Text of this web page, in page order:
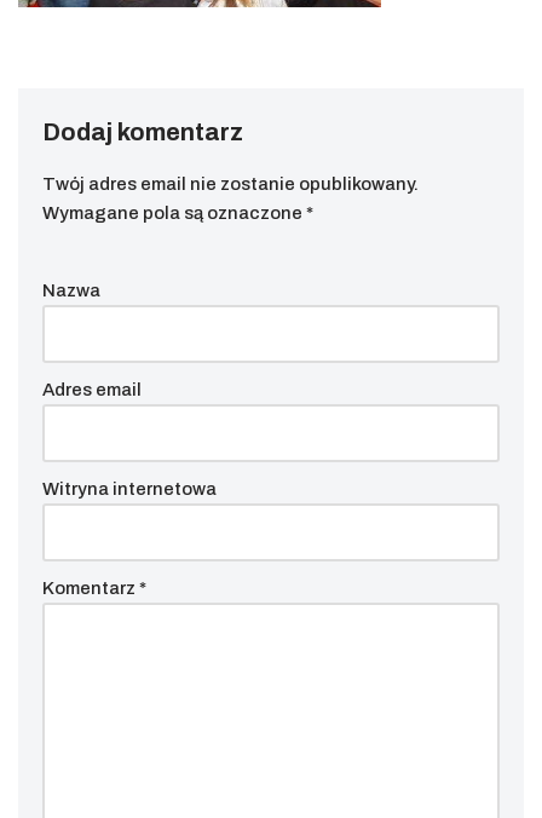
Dodaj komentarz
Twój adres email nie zostanie opublikowany.
Wymagane pola są oznaczone *
Nazwa
Adres email
Witryna internetowa
Komentarz *